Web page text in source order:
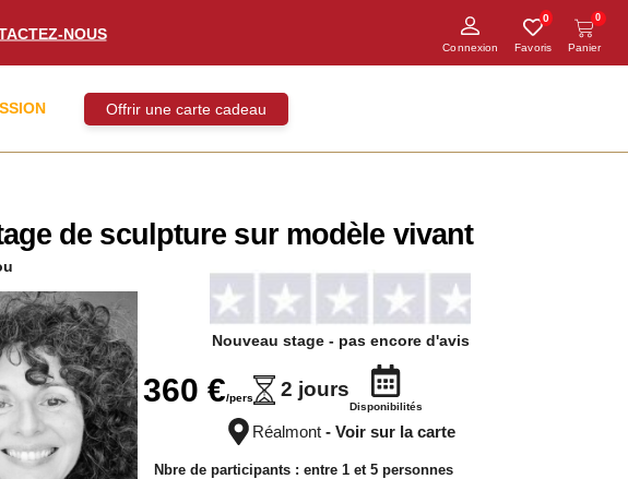
NOUS
0 0
Offrir une carte cadeau
de sculpture sur modèle vivant
Nouveau stage- pas encore d'avis
360 € 2 jours
Disponibilités
Réalmont - Voir sur la carte
Nbre de participants : entre 1 et 5 personnes